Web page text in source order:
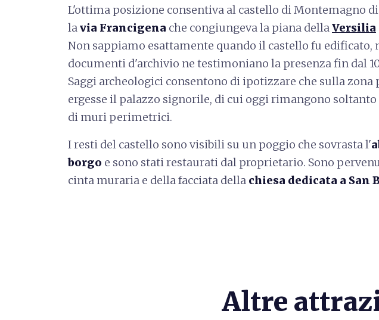
L'ottima posizione consentiva al castello di Montemagno
lavia Francigena che congiungeva la piana dellaVersilia
Non sappiamo esattamente quando il castello fu edificato,
documenti d'archivio ne testimoniano la presenza fin dal
Saggi archeologici consentono di ipotizzare che sulla zona
ergesse il palazzo signorile, di cui oggi rimangono
di muri perimetrici.
I resti del castello sono visibili su un poggio che sovrasta l'
borgo e sono stati restaurati dal proprietario. Sono
cinta muraria e della facciata della chiesa dedicata a San
Altre